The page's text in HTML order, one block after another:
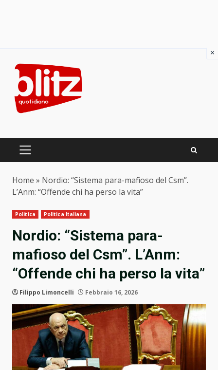
content
PRIMARY
Home » Nordio: “Sistema para-mafioso del Csm”.
L’Anm: “Offende chi ha perso la vita”
Politica Politica Italiana
Nordio: “Sistema para-
mafioso del Csm”. L’Anm:
“Offende chi ha perso la vita”
Filippo Limoncelli Febbraio 16, 2026
×